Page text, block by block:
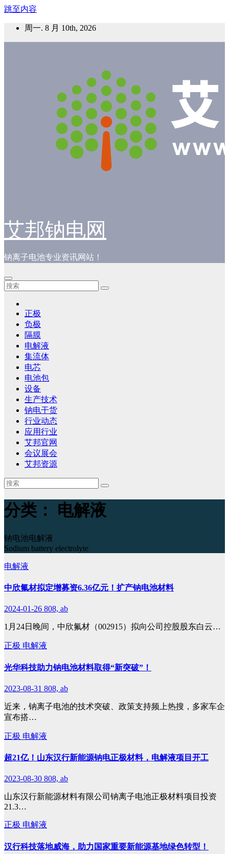
跳至内容
周一. 8 月 10th, 2026
艾邦钠电网
钠离子电池专业资讯网站！
正极
负极
隔膜
电解液
集流体
电芯
电池包
设备
生产技术
钠电干货
行业动态
应用行业
艾邦官网
会议展会
艾邦资源
分类： 电解液
钠电池电解液
Sodium battery electrolyte
电解液
中欣氟材拟定增募资6.36亿元！扩产钠电池材料
2024-01-26 808, ab
1月24日晚间，中欣氟材（002915）拟向公司控股股东白云…
正极 电解液
光华科技助力钠电池材料取得“新突破”！
2023-08-31 808, ab
近来，钠离子电池的技术突破、政策支持频上热搜，多家车企
宣布搭…
正极 电解液
超21亿！山东汉行新能源钠电正极材料，电解液项目开工
2023-08-30 808, ab
山东汉行新能源材料有限公司钠离子电池正极材料项目投资
21.3…
正极 电解液
汉行科技落地威海，助力国家重要新能源基地绿色转型！